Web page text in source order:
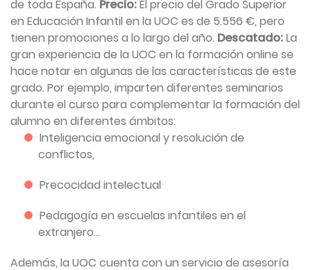
de toda España. Precio:El precio del Grado Superior
en Educación Infantil en la UOC es de 5.556 €, pero
tienen promociones a lo largo del año. Descatado:La
gran experiencia de la UOC en la formación online se
hace notar en algunas de las características de este
grado. Por ejemplo, imparten diferentes seminarios
durante el curso para complementar la formación del
alumno en diferentes ámbitos:
Inteligencia emocional y resolución de
conflictos,
Precocidad intelectual
Pedagogía en escuelas infantiles en el
extranjero…
Además, la UOC cuenta con un servicio de asesoría